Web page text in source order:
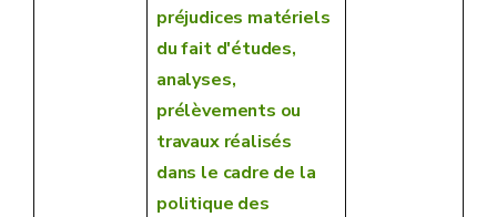
préjudices matériels
du fait d'études,
analyses,
prélèvements ou
travaux réalisés
dans le cadre de la
politique des